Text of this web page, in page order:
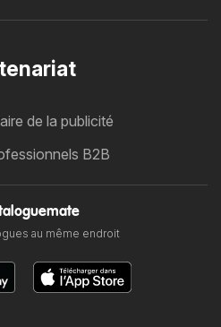
de la publicité
B2B
au même endroit